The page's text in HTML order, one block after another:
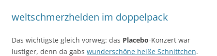
weltschmerzhelden im doppelpack
Das wichtigste gleich vorweg: das Placebo-Konzert war
lustiger, denn da gabs wunderschöne heiße Schnittchen.